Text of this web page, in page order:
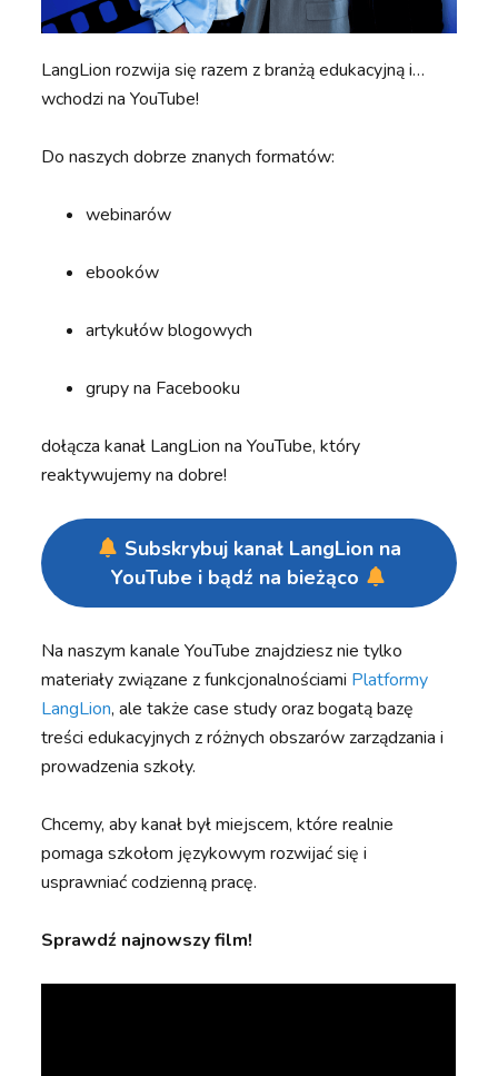
LangLion rozwija się razem z branżą edukacyjną i…
wchodzi na YouTube!
Do naszych dobrze znanych formatów:
webinarów
ebooków
artykułów blogowych
grupy na Facebooku
dołącza kanał LangLion na YouTube, który
reaktywujemy na dobre!
Subskrybuj kanał LangLion na
YouTube i bądź na bieżąco
Na naszym kanale YouTube znajdziesz nie tylko
materiały związane z funkcjonalnościami Platformy
LangLion, ale także case study oraz bogatą bazę
treści edukacyjnych z różnych obszarów zarządzania i
prowadzenia szkoły.
Chcemy, aby kanał był miejscem, które realnie
pomaga szkołom językowym rozwijać się i
usprawniać codzienną pracę.
Sprawdź najnowszy film!